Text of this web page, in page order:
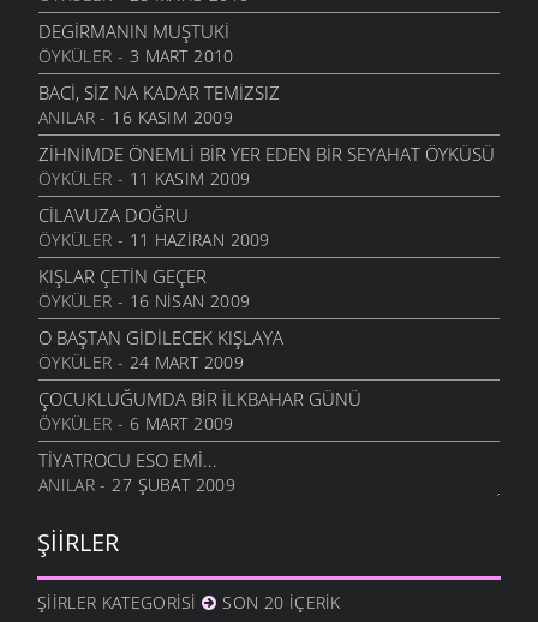
3 MART 2010
YIL BITERKEN
25 ARALIK 2009
CEVIZLI
26 KASIM 2009
MEMLEKET HALLERI
16 KASIM 2009
SORGU
3 KASIM 2009
UMUTSUZLUK
3 KASIM 2009
ÇORUH
23 EKIM 2009
RUHUMDAKI BOŞLUK
23 EKIM 2009
İYI KI VARSIN KÖYÜM
GEL GÖR KI
3 EYLÜL 2009
ZANNETME
DEGIRMANIN MUŞTUKI
ÖYKÜLER - 3 MART 2010
BACI, SIZ NA KADAR TEMIZSIZ
ANILAR- 16 KASIM 2009
ZIHNIMDE ÖNEMLI BIR YER EDEN BIR SEYAHAT ÖYKÜSÜ
ÖYKÜLER - 11 KASIM 2009
CILAVUZA DOĞRU
ÖYKÜLER - 11 HAZIRAN 2009
KIŞLAR ÇETIN GEÇER
ÖYKÜLER - 16 NISAN 2009
O BAŞTAN GIDILECEK KIŞLAYA
ÖYKÜLER - 24 MART 2009
ÇOCUKLUĞUMDA BIR İLKBAHAR GÜNÜ
ÖYKÜLER - 6 MART 2009
TIYATROCU ESO EMI...
ANILAR- 27 ŞUBAT 2009
ŞIIRLER
ŞIIRLER KATEGORISI SON 20 İÇERIK